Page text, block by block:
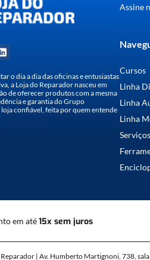
o dia a dia das oficinas e entusiastas
a Loja do Reparador nasceu em
de oferecer produtos com a mesma
e garantia do Grupo
confiável, feita por quem entende
Assine
Cursos
Linha
Linha
Linha
Serviços
em até15x sem juros
| Av. Humberto Martignoni, 738,